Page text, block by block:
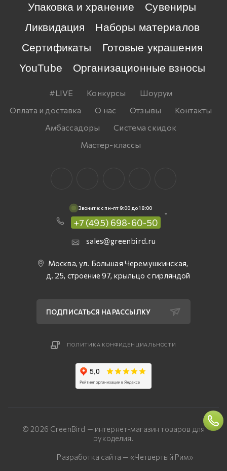
Упаковка и хранение
Сувениры
Ликвидация
Наборы материалов
Сертификаты
Готовые украшения
YouTube
Организационные взносы
#LIVE Конкурсы
Шоурум
Оплата и доставка
О нас Отзывы
Контакты
Амбассадоры
Система скидок
Мастер-классы
Звоните: c пн-пт 9:00 до 18:00
+7 (495) 698-60-50
sales@greenbird.ru
Москва, ул. Большая Черемушкинская,
д. 25, строение 97, крыльцо с гирляндой
ПОДПИСАТЬСЯ НА РАССЫЛКУ
ПОЛИТИКА КОНФИДЕНЦИАЛЬНОСТИ
© 2026 GreenBird — интернет-магазин товаров для
рукоделия.
Разработка сайта — «Четвертый Рим»